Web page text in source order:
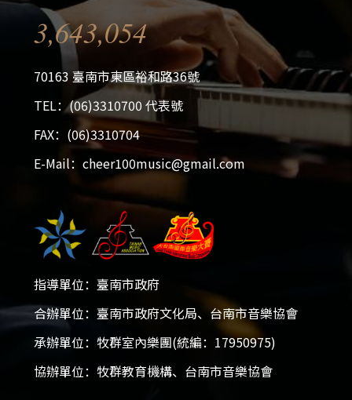
2026大台南國際音樂大賽
2025-12-05 - 2026-01-18
開放報名！
3,643,054
70163 臺南市東區裕和路36號
TEL：(06)3310700 代表號
FAX：(06)3310704
E-Mail：cheer100music@gmail.com
指導單位：臺南市政府
合辦單位：臺南市政府文化局、台南市音樂協會
承辦單位：牧群室內樂團(統編：17950975)
協辦單位：牧群教育機構、台南市音樂協會